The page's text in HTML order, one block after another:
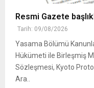
Resmi Gazete
Tarih: 09/08/2026
Yasama Bölümü
Hükümeti ile Birleşmiş
Sözleşmesi, Kyoto
Ara..